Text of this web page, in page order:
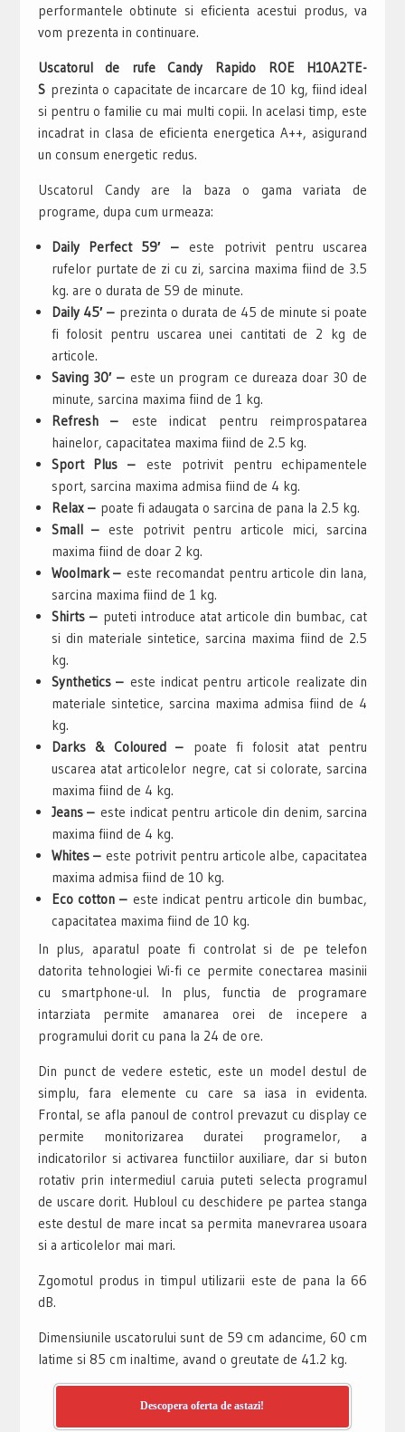
performantele obtinute si eficienta acestui produs, va
vom prezenta in continuare.
Uscatorul de rufe Candy Rapido ROE H10A2TE-
S prezinta o capacitate de incarcare de 10 kg, fiind ideal
si pentru o familie cu mai multi copii. In acelasi timp, este
incadrat in clasa de eficienta energetica A++, asigurand
un consum energetic redus.
Uscatorul Candy are la baza o gama variata de
programe, dupa cum urmeaza:
Daily Perfect 59′ – este potrivit pentru uscarea
rufelor purtate de zi cu zi, sarcina maxima fiind de 3.5
kg. are o durata de 59 de minute.
Daily 45′ – prezinta o durata de 45 de minute si poate
fi folosit pentru uscarea unei cantitati de 2 kg de
articole.
Saving 30′ – este un program ce dureaza doar 30 de
minute, sarcina maxima fiind de 1 kg.
Refresh – este indicat pentru reimprospatarea
hainelor, capacitatea maxima fiind de 2.5 kg.
Sport Plus – este potrivit pentru echipamentele
sport, sarcina maxima admisa fiind de 4 kg.
Relax – poate fi adaugata o sarcina de pana la 2.5 kg.
Small – este potrivit pentru articole mici, sarcina
maxima fiind de doar 2 kg.
Woolmark – este recomandat pentru articole din lana,
sarcina maxima fiind de 1 kg.
Shirts – puteti introduce atat articole din bumbac, cat
si din materiale sintetice, sarcina maxima fiind de 2.5
kg.
Synthetics – este indicat pentru articole realizate din
materiale sintetice, sarcina maxima admisa fiind de 4
kg.
Darks & Coloured – poate fi folosit atat pentru
uscarea atat articolelor negre, cat si colorate, sarcina
maxima fiind de 4 kg.
Jeans – este indicat pentru articole din denim, sarcina
maxima fiind de 4 kg.
Whites – este potrivit pentru articole albe, capacitatea
maxima admisa fiind de 10 kg.
Eco cotton – este indicat pentru articole din bumbac,
capacitatea maxima fiind de 10 kg.
In plus, aparatul poate fi controlat si de pe telefon
datorita tehnologiei Wi-fi ce permite conectarea masinii
cu smartphone-ul. In plus, functia de programare
intarziata permite amanarea orei de incepere a
programului dorit cu pana la 24 de ore.
Din punct de vedere estetic, este un model destul de
simplu, fara elemente cu care sa iasa in evidenta.
Frontal, se afla panoul de control prevazut cu display ce
permite monitorizarea duratei programelor, a
indicatorilor si activarea functiilor auxiliare, dar si buton
rotativ prin intermediul caruia puteti selecta programul
de uscare dorit. Hubloul cu deschidere pe partea stanga
este destul de mare incat sa permita manevrarea usoara
si a articolelor mai mari.
Zgomotul produs in timpul utilizarii este de pana la 66
dB.
Dimensiunile uscatorului sunt de 59 cm adancime, 60 cm
latime si 85 cm inaltime, avand o greutate de 41.2 kg.
Descopera oferta de astazi!